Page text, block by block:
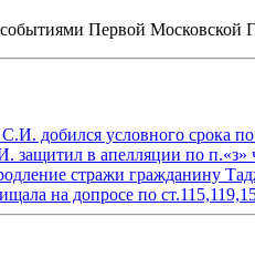
Первой Московской
добился условного срока
защитил в апелляции по п.«з»
стражи гражданину
на допросе по